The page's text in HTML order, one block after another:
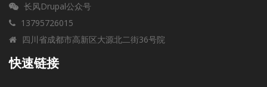
长风Drupal公众号
13795726015
四川省成都市高新区大源北二街36号院
快速链接